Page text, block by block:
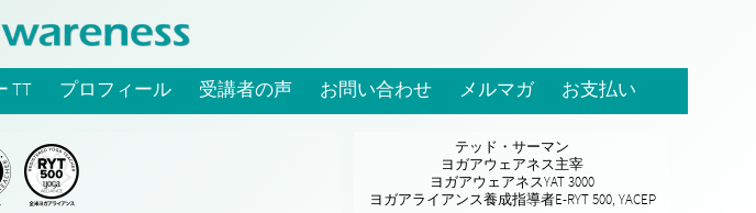
TT プロフィール 受講者の声 お問い合わせ メルマガ お支払い
テッド・サーマン
ヨガアウェアネス主宰
ヨガアウェアネスYAT 3000
ヨガアライアンス養成指導者E-RYT 500, YACEP